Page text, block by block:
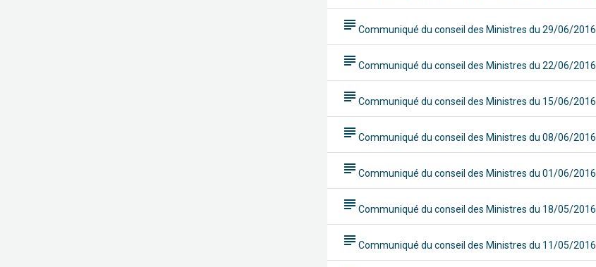
subject Communiqué du conseil des Ministres du 29/06/2016
subject Communiqué du conseil des Ministres du 22/06/2016
subject Communiqué du conseil des Ministres du 15/06/2016
subject Communiqué du conseil des Ministres du 08/06/2016
subject Communiqué du conseil des Ministres du 01/06/2016
subject Communiqué du conseil des Ministres du 18/05/2016
subject Communiqué du conseil des Ministres du 11/05/2016